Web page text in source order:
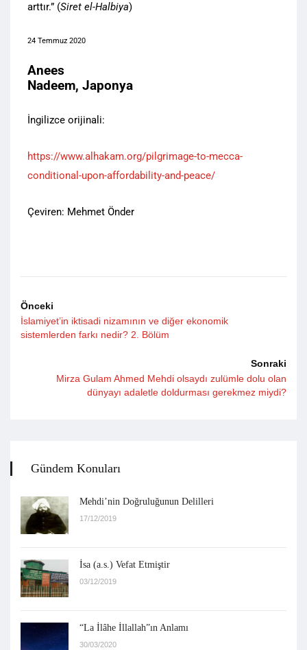
arttır.” (Siret el-Halbiya)
24 Temmuz 2020
Anees
Nadeem, Japonya
İngilizce orijinali:
https://www.alhakam.org/pilgrimage-to-mecca-
conditional-upon-affordability-and-peace/
Çeviren: Mehmet Önder
Önceki
İslamiyet’in iktisadi nizamının ve diğer ekonomik
sistemlerden farkı nedir? 2. Bölüm
Sonraki
Mirza Gulam Ahmed Mehdi olsaydı zulümle dolu olan
dünyayı adaletle doldurması gerekmez miydi?
Gündem Konuları
Mehdi’nin Doğruluğunun Delilleri
17/12/2019
İsa (a.s.) Vefat Etmiştir
03/12/2019
“La İlâhe İllallah”ın Anlamı
30/03/2020